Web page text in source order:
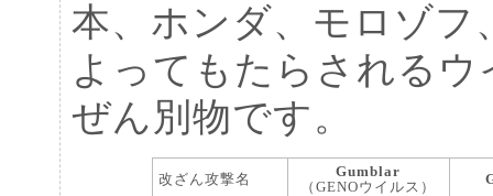
本、ホンダ、モロゾフ
よってもたらされる
ぜん別物です。
改ざん攻撃名
Gumblar
（GENOウイルス）